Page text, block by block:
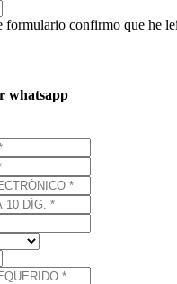
formulario confirmo que he
whatsapp